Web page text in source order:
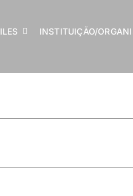
INSTITUIÇÃO/